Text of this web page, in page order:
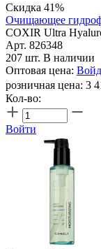
Скидка 41%
Очищающее
COXIR Ultra
Арт. 826348
207 шт. В наличии
Оптовая цена:
розничная цена: 3
Кол-во:
Войти